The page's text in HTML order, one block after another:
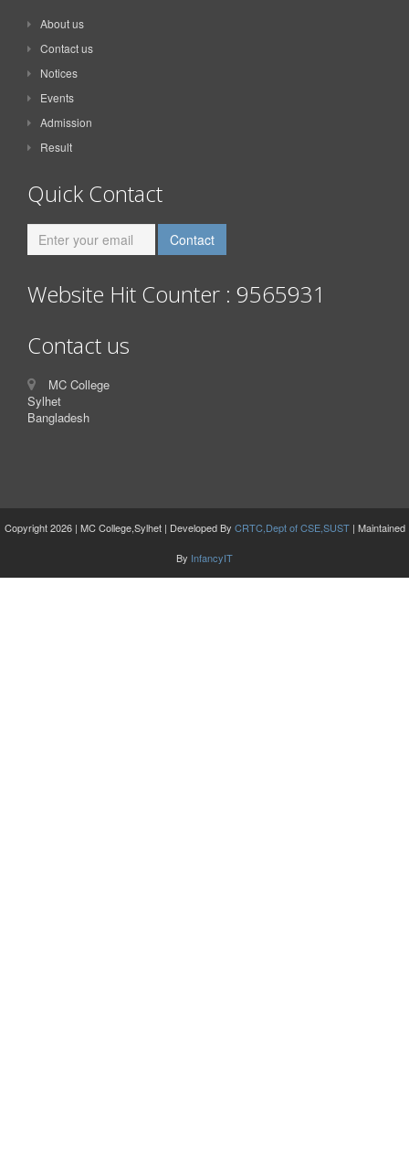
About us
Contact us
Notices
Events
Admission
Result
Quick Contact
Website Hit Counter : 9565931
Contact us
MC College
Sylhet
Bangladesh
Copyright 2026 | MC College,Sylhet | Developed By CRTC,Dept of CSE,SUST| Maintained
By InfancyIT